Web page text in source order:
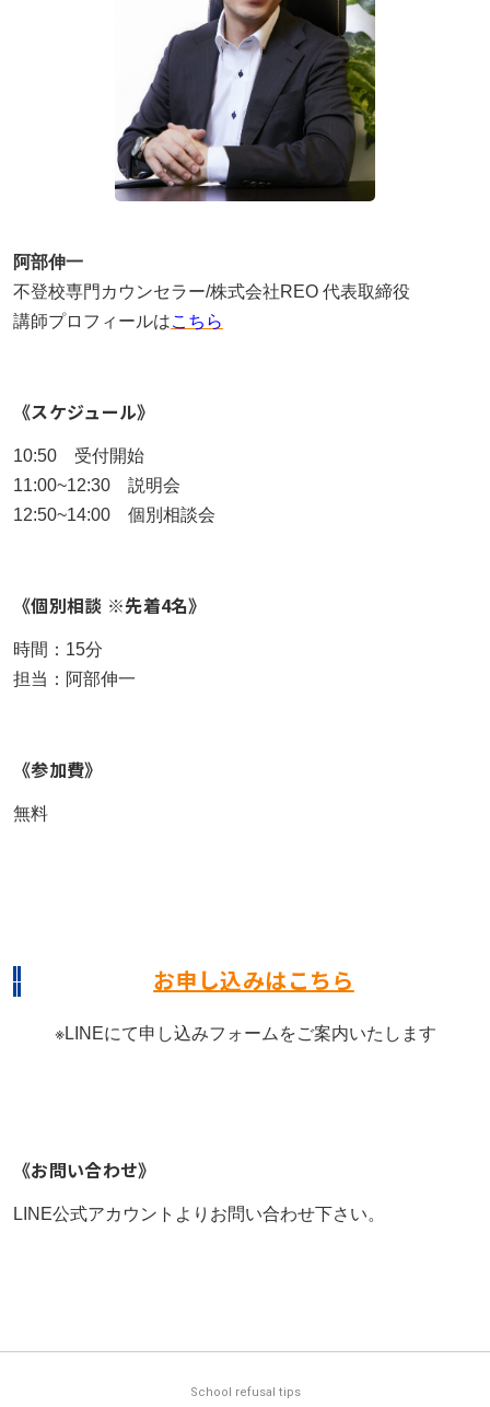
阿部伸一
不登校専門カウンセラー/株式会社REO 代表取締役
講師プロフィールはこちら
《スケジュール》
10:50 受付開始
11:00~12:30 説明会
12:50~14:00 個別相談会
《個別相談 ※先着4名》
時間：15分
担当：阿部伸一
《参加費》
無料
お申し込みはこちら
※LINEにて申し込みフォームをご案内いたします
《お問い合わせ》
LINE公式アカウントよりお問い合わせ下さい。
School refusal tips